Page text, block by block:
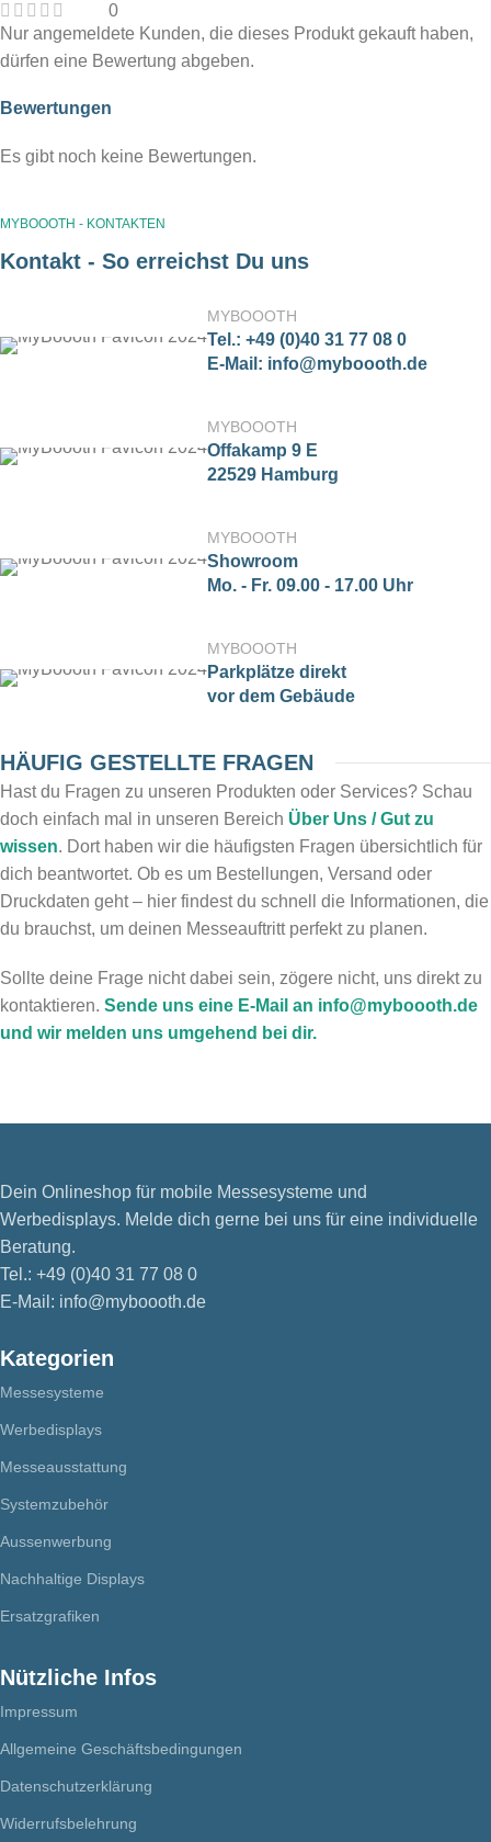
0
Bewertungen
Es gibt noch keine Bewertungen.
Nur angemeldete Kunden, die dieses Produkt gekauft haben,
dürfen eine Bewertung abgeben.
MYBOOOTH - KONTAKTEN
Kontakt - So erreichst Du uns
MYBOOOTH
Tel.: +49 (0)40 31 77 08 0
E-Mail: info@myboooth.de
MYBOOOTH
Offakamp 9 E
22529 Hamburg
MYBOOOTH
Showroom
Mo. - Fr. 09.00 - 17.00 Uhr
MYBOOOTH
Parkplätze direkt
vor dem Gebäude
HÄUFIG GESTELLTE FRAGEN
Hast du Fragen zu unseren Produkten oder Services? Schau
doch einfach mal in unseren Bereich Über Uns / Gut zu
wissen. Dort haben wir die häufigsten Fragen übersichtlich für
dich beantwortet. Ob es um Bestellungen, Versand oder
Druckdaten geht – hier findest du schnell die Informationen, die
du brauchst, um deinen Messeauftritt perfekt zu planen.
Sollte deine Frage nicht dabei sein, zögere nicht, uns direkt zu
kontaktieren. Sende uns eine E-Mail an info@myboooth.de
und wir melden uns umgehend bei dir.
Dein Onlineshop für mobile Messesysteme und
Werbedisplays. Melde dich gerne bei uns für eine individuelle
Beratung.
Tel.: +49 (0)40 31 77 08 0
E-Mail: info@myboooth.de
Kategorien
Messesysteme
Werbedisplays
Messeausstattung
Systemzubehör
Aussenwerbung
Nachhaltige Displays
Ersatzgrafiken
Nützliche Infos
Impressum
Allgemeine Geschäftsbedingungen
Datenschutzerklärung
Widerrufsbelehrung